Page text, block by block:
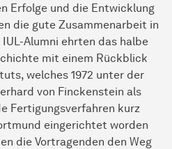
Erfolge und die Entwicklung
die gute Zusammenarbeit in
Alumni ehrten das halbe
mit einem Rückblick
welches 1972 unter der
von Finckenstein als
Fertigungsverfahren kurz
eingerichtet worden
die Vortragenden den Weg